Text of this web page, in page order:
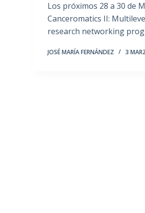
Los próximos 28 a 30 de
Canceromatics II:
research networking
JOSÉ MARÍA FERNÁNDEZ 3